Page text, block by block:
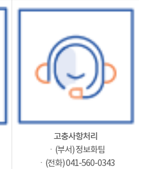
고충사항처리
ㆍ(부서) 정보화팀
ㆍ(전화) 041-560-0343